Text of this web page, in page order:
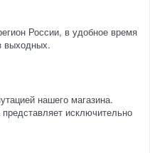
России, в удобное время
выходных.
нашего магазина.
исключительно